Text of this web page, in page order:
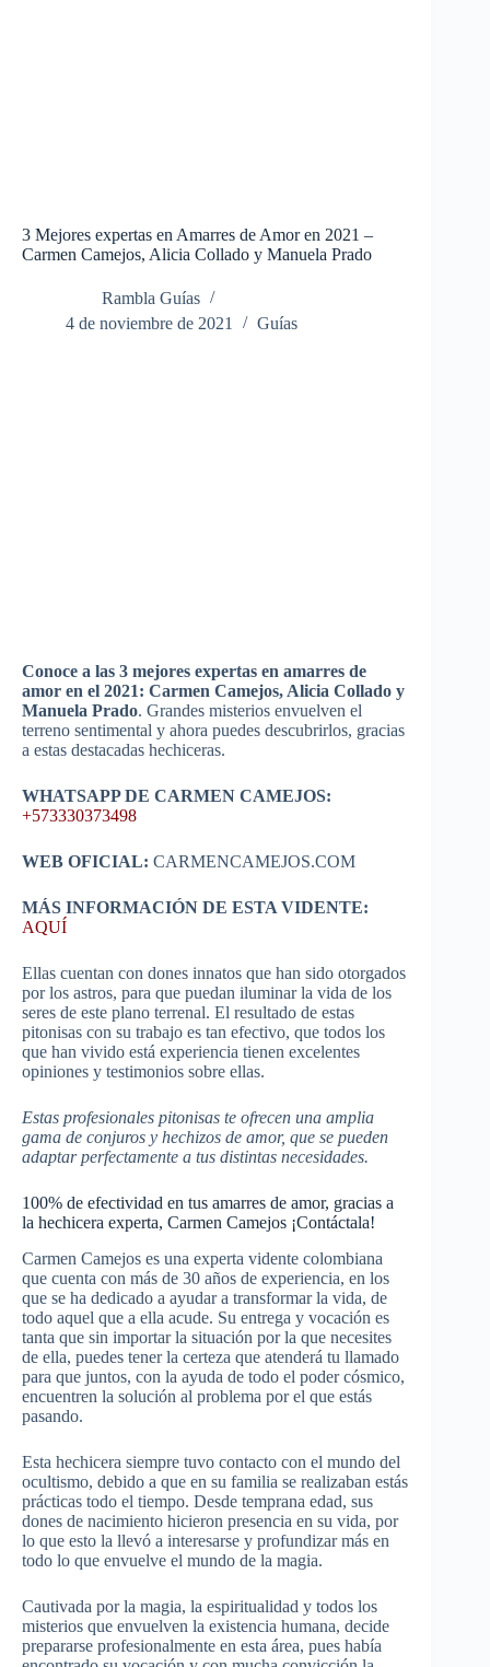
3 Mejores expertas en Amarres de Amor en 2021 –
Carmen Camejos, Alicia Collado y Manuela Prado
Rambla Guías
4 de noviembre de 2021
Guías
Conoce a las 3 mejores expertas en amarres de
amor en el 2021: Carmen Camejos, Alicia Collado y
Manuela Prado. Grandes misterios envuelven el
terreno sentimental y ahora puedes descubrirlos, gracias
a estas destacadas hechiceras.
WHATSAPP DE CARMEN CAMEJOS:
+573330373498
WEB OFICIAL: CARMENCAMEJOS.COM
MÁS INFORMACIÓN DE ESTA VIDENTE:
AQUÍ
Ellas cuentan con dones innatos que han sido otorgados
por los astros, para que puedan iluminar la vida de los
seres de este plano terrenal. El resultado de estas
pitonisas con su trabajo es tan efectivo, que todos los
que han vivido está experiencia tienen excelentes
opiniones y testimonios sobre ellas.
Estas profesionales pitonisas te ofrecen una amplia
gama de conjuros y hechizos de amor, que se pueden
adaptar perfectamente a tus distintas necesidades.
100% de efectividad en tus amarres de amor, gracias a
la hechicera experta, Carmen Camejos ¡Contáctala!
Carmen Camejos es una experta vidente colombiana
que cuenta con más de 30 años de experiencia, en los
que se ha dedicado a ayudar a transformar la vida, de
todo aquel que a ella acude. Su entrega y vocación es
tanta que sin importar la situación por la que necesites
de ella, puedes tener la certeza que atenderá tu llamado
para que juntos, con la ayuda de todo el poder cósmico,
encuentren la solución al problema por el que estás
pasando.
Esta hechicera siempre tuvo contacto con el mundo del
ocultismo, debido a que en su familia se realizaban estás
prácticas todo el tiempo. Desde temprana edad, sus
dones de nacimiento hicieron presencia en su vida, por
lo que esto la llevó a interesarse y profundizar más en
todo lo que envuelve el mundo de la magia.
Cautivada por la magia, la espiritualidad y todos los
misterios que envuelven la existencia humana, decide
prepararse profesionalmente en esta área, pues había